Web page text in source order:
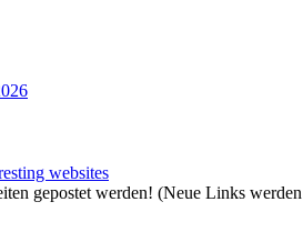
websites
gepostet werden! (Neue Links